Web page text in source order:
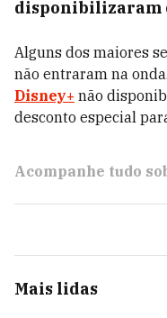
disponibilizaram
Alguns dos maiores
não entraram na
Disney+ não
desconto especial
Acompanhe tudo
Mais lidas